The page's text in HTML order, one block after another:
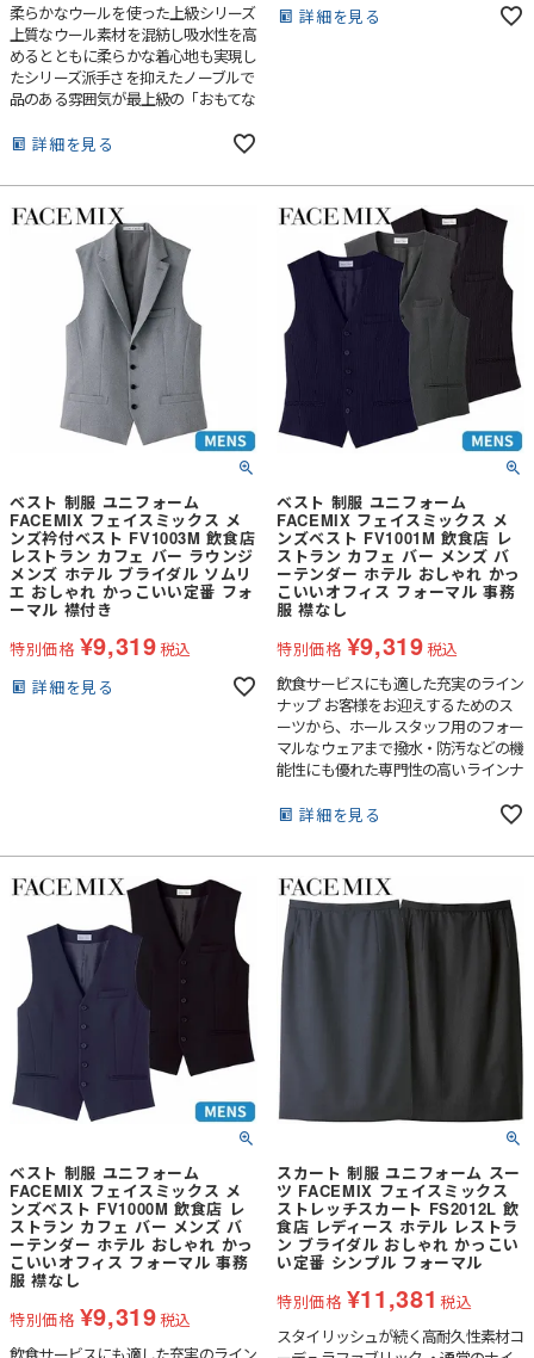
柔らかなウールを使った上級シリーズ
上質なウール素材を混紡し吸水性を高
めるとともに柔らかな着心地も実現し
たシリーズ派手さを抑えたノーブルで
品のある雰囲気が最上級の「おもてな
詳細を見る
詳細を見る
ベスト 制服 ユニフォーム
FACEMIX フェイスミックス メ
ンズ衿付ベスト FV1003M 飲食店
レストラン カフェ バー ラウンジ
メンズ ホテル ブライダル ソムリ
エ おしゃれ かっこいい定番 フォ
ーマル 襟付き
特別価格 ¥9,319税込
詳細を見る
ベスト 制服 ユニフォーム
FACEMIX フェイスミックス メ
ンズベスト FV1001M 飲食店 レ
ストラン カフェ バー メンズ バ
ーテンダー ホテル おしゃれ かっ
こいいオフィス フォーマル 事務
服 襟なし
特別価格 ¥9,319税込
飲食サービスにも適した充実のライン
ナップ お客様をお迎えするためのス
ーツから、ホールスタッフ用のフォー
マルなウェアまで撥水・防汚などの機
能性にも優れた専門性の高いラインナ
詳細を見る
ベスト 制服 ユニフォーム
FACEMIX フェイスミックス メ
ンズベスト FV1000M 飲食店 レ
ストラン カフェ バー メンズ バ
ーテンダー ホテル おしゃれ かっ
こいいオフィス フォーマル 事務
服 襟なし
特別価格 ¥9,319税込
スカート 制服 ユニフォーム スー
ツ FACEMIX フェイスミックス
ストレッチスカート FS2012L 飲
食店 レディース ホテル レストラ
ン ブライダル おしゃれ かっこい
い定番 シンプル フォーマル
特別価格 ¥11,381 税込
スタイリッシュが続く高耐久性素材コ